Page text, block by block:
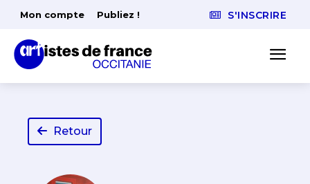
Mon compte Publiez ! S'INSCRIRE
Retour